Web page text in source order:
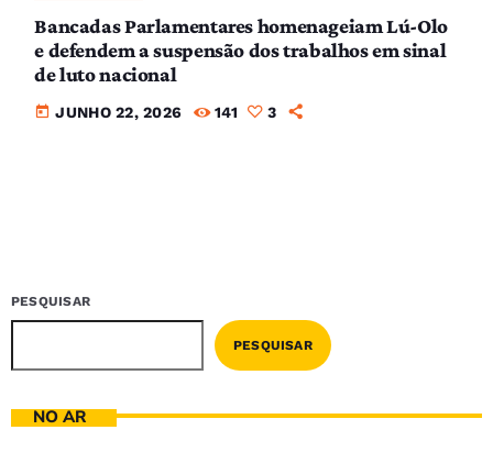
Bancadas Parlamentares homenageiam Lú-Olo
e defendem a suspensão dos trabalhos em sinal
de luto nacional
today JUNHO 22, 2026 141 3
PESQUISAR
PESQUISAR
NO AR